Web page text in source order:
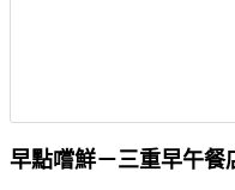
早點嚐鮮－三重早午餐